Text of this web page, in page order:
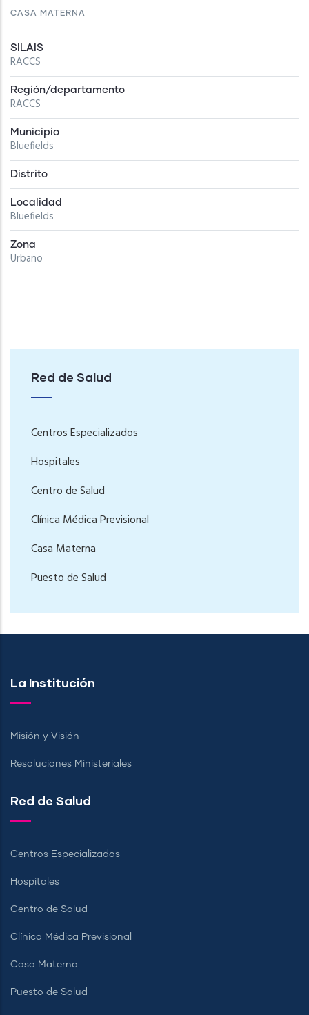
CASA MATERNA
SILAIS
RACCS
Región/departamento
RACCS
Municipio
Bluefields
Distrito
Localidad
Bluefields
Zona
Urbano
Red de Salud
Centros Especializados
Hospitales
Centro de Salud
Clínica Médica Previsional
Casa Materna
Puesto de Salud
La Institución
Misión y Visión
Resoluciones Ministeriales
Red de Salud
Centros Especializados
Hospitales
Centro de Salud
Clínica Médica Previsional
Casa Materna
Puesto de Salud